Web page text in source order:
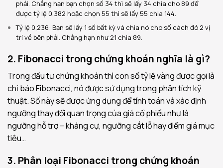
phải. Chẳng hạn bạn chọn số 34 thì sẽ lấy 34 chia cho 89 để
được tỷ lệ 0,382 hoặc chọn 55 thì sẽ lấy 55 chia 144.
Tỷ lệ 0,236: Bạn sẽ lấy 1 số bất kỳ và chia nó cho số cách đó 2 vị
trí về bên phải. Chẳng hạn như 21 chia 89.
2. Fibonacci trong chứng khoán nghĩa là gì?
Trong đầu tư chứng khoán thì con số tỷ lệ vàng được gọi là
chỉ báo Fibonacci, nó được sử dụng trong phân tích kỹ
thuật. Số này sẽ được ứng dụng để tính toán và xác định
ngưỡng thay đổi quan trọng của giá cổ phiếu như là
ngưỡng hỗ trợ – kháng cự, ngưỡng cắt lỗ hay điểm giá mục
tiêu…
3. Phân loại Fibonacci trong chứng khoán